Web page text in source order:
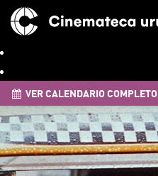
VER CALENDARIO COMPLETO